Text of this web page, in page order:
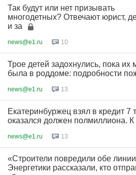
Так будут или нет призывать
многодетных? Отвечают юрист,
и за
news@e1.ru 10
Трое детей задохнулись, пока их
была в роддоме: подробности
news@e1.ru 13
Екатеринбуржец взял в кредит 7
оказался должен полмиллиона. К
news@e1.ru 13
«Строители повредили обе
Энергетики рассказали, кто